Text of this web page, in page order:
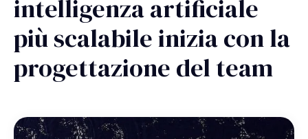
intelligenza artificiale
più scalabile inizia con la
progettazione del team